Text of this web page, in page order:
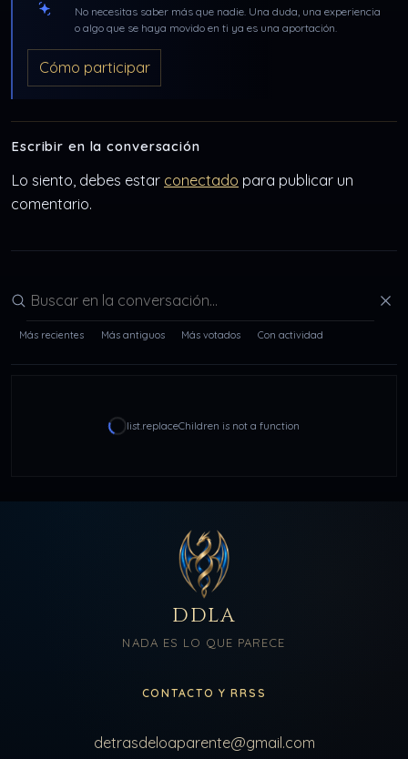
No necesitas saber más que nadie. Una duda, una experiencia
o algo que se haya movido en ti ya es una aportación.
Cómo participar
Escribir en la conversación
Lo siento, debes estar conectado para publicar un
comentario.
Buscar en la conversación
Más recientes Más antiguos Más votados Con actividad
list.replaceChildren is not a function
DDLA
NADA ES LO QUE PARECE
CONTACTO Y RRSS
detrasdeloaparente@gmail.com